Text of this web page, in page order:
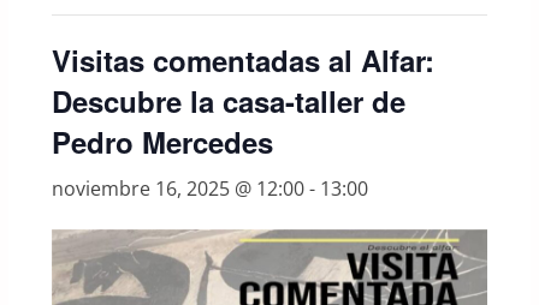
Visitas comentadas al Alfar:
Descubre la casa-taller de
Pedro Mercedes
noviembre 16, 2025 @ 12:00- 13:00